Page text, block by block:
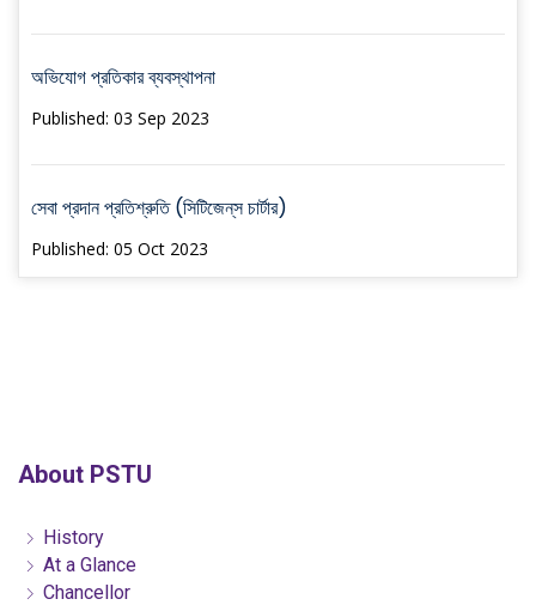
অভিযোগ প্রতিকার ব্যবস্থাপনা
Published: 03 Sep 2023
সেবা প্রদান প্রতিশ্রুতি (সিটিজেন্‌স চার্টার)
Published: 05 Oct 2023
About PSTU
History
At a Glance
Chancellor